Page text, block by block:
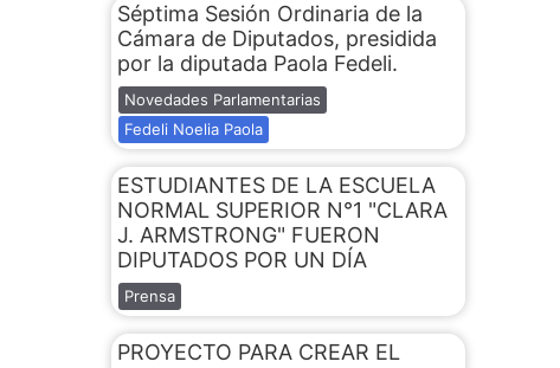
Séptima Sesión Ordinaria de la
Cámara de Diputados, presidida
por la diputada Paola Fedeli.
Novedades Parlamentarias
Fedeli Noelia Paola
ESTUDIANTES DE LA ESCUELA
NORMAL SUPERIOR N°1 "CLARA
J. ARMSTRONG" FUERON
DIPUTADOS POR UN DÍA
Prensa
PROYECTO PARA CREAR EL